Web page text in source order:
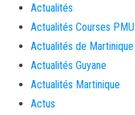
Actualités
Actualités Courses PMU
Actualités de Martinique
Actualités Guyane
Actualités Martinique
Actus